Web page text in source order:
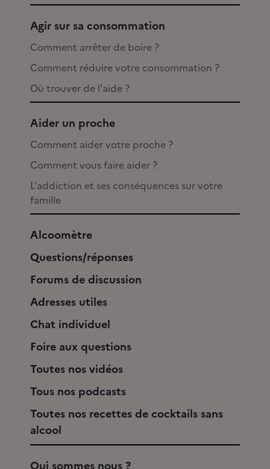
Agir sur sa consommation
Comment arrêter de boire ?
Comment réduire votre consommation ?
Où trouver de l'aide ?
Aider un proche
Comment aider votre proche ?
Comment vous faire aider ?
L'addiction et ses conséquences sur votre
famille
Alcoomètre
Questions/réponses
Forums de discussion
Adresses utiles
Chat individuel
Foire aux questions
Toutes nos vidéos
Tous nos podcasts
Toutes nos recettes de cocktails sans
alcool